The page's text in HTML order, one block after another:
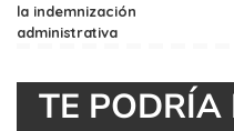
la indemnización
administrativa
TE PODRÍA